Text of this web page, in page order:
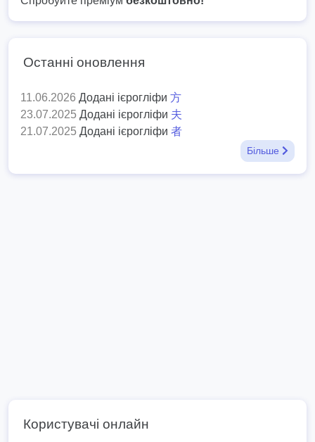
Останні оновлення
11.06.2026 Додані ієрогліфи 方
23.07.2025 Додані ієрогліфи 夫
21.07.2025 Додані ієрогліфи 者
Більше
Користувачі онлайн